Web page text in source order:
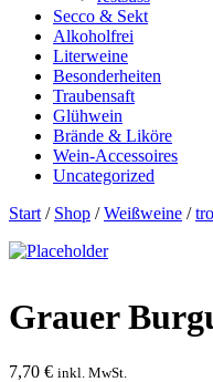
Secco & Sekt
Alkoholfrei
Literweine
Besonderheiten
Traubensaft
Glühwein
Brände & Liköre
Wein-Accessoires
Uncategorized
Start / Shop /Weißweine /
Grauer
7,70 € inkl. MwSt.